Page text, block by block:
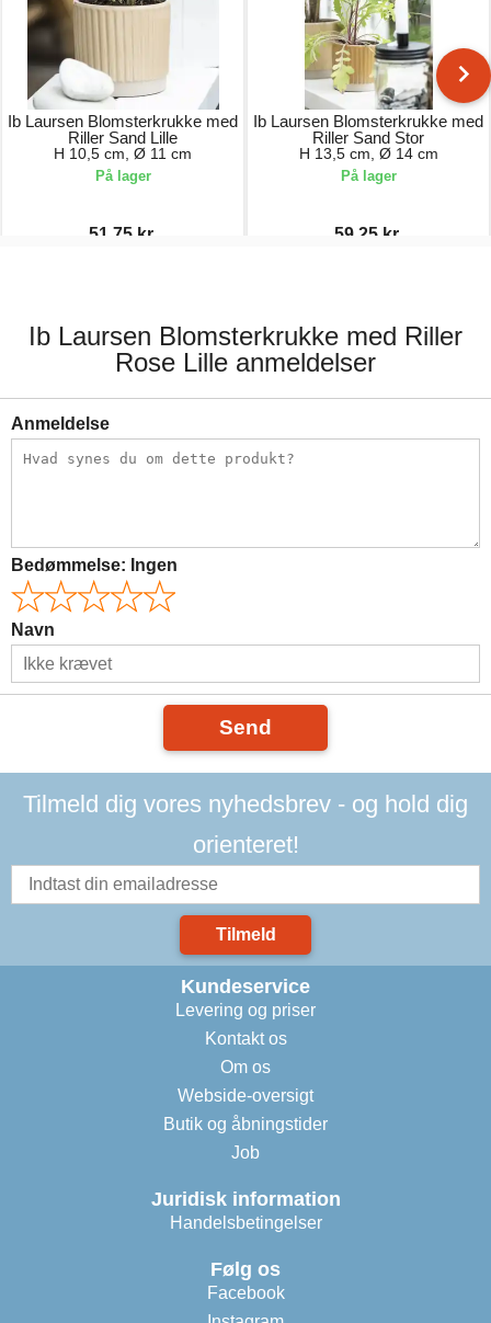
Ib Laursen Blomsterkrukke med
Riller Sand Lille
H 10,5 cm, Ø 11 cm
På lager
51,75 kr.
Ib Laursen Blomsterkrukke med
Riller Sand Stor
H 13,5 cm, Ø 14 cm
På lager
59,25 kr.
Ib Laursen Blomsterkrukke med Riller
Rose Lille anmeldelser
Anmeldelse
Bedømmelse: Ingen
Navn
Send
Tilmeld dig vores nyhedsbrev - og hold dig
orienteret!
Tilmeld
Kundeservice
Levering og priser
Kontakt os
Om os
Webside-oversigt
Butik og åbningstider
Job
Juridisk information
Handelsbetingelser
Følg os
Facebook